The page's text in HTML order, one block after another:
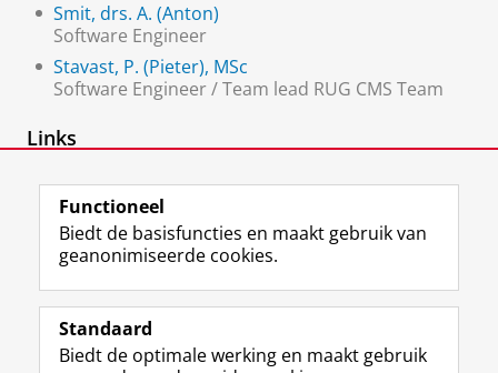
Smit, drs. A. (Anton)
Software Engineer
Stavast, P. (Pieter), MSc
Software Engineer / Team lead RUG CMS Team
Links
Volg de RUG
F
a
e
L
i
k
R
S
-
I
n
t
Y
o
T
Studiekiezers
Functioneel
Biedt de basisfuncties en maakt gebruik van
geanonimiseerde cookies.
Standaard
Biedt de optimale werking en maakt gebruik